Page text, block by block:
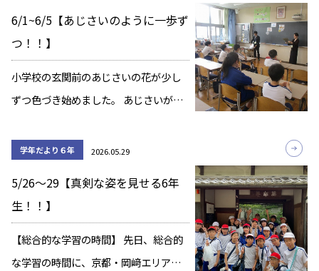
の「問い」が生まれました。 今週は、
「どうして沖 […]
6/1~6/5【あじさいのように一歩ず
つ！！】
小学校の玄関前のあじさいの花が少し
ずつ色づき始めました。 あじさいが雨
ように、子どもたちも日々の学校生活
待ちに待った修学旅行があります。
「十分な睡眠 […]
学年だより６年 2026.05.29
5/26～29【真剣な姿を見せる6年
生！！】
【総合的な学習の時間】 先日、総合的
な学習の時間に、京都・岡﨑エリアに